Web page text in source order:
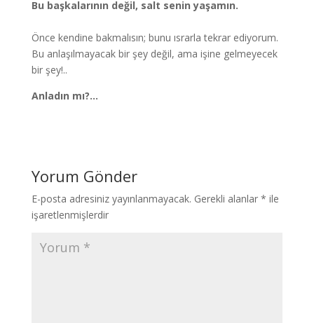
Bu başkalarının değil, salt senin yaşamın.
Önce kendine bakmalısın; bunu ısrarla tekrar ediyorum.
Bu anlaşılmayacak bir şey değil, ama işine gelmeyecek
bir şey!..
Anladın mı?…
Yorum Gönder
E-posta adresiniz yayınlanmayacak. Gerekli alanlar * ile
işaretlenmişlerdir